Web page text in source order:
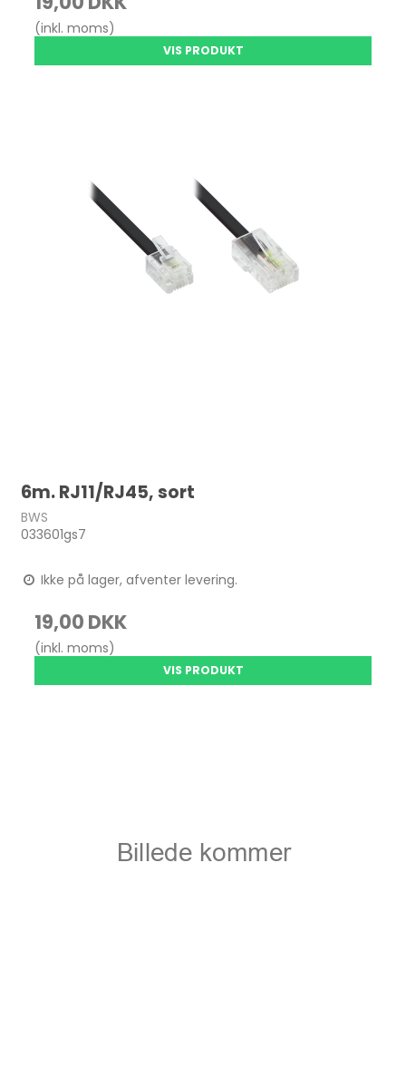
(inkl. moms)
VIS PRODUKT
6m. RJ11/RJ45, sort
BWS
033601gs7
Ikke på lager, afventer levering.
19,00 DKK
(inkl. moms)
VIS PRODUKT